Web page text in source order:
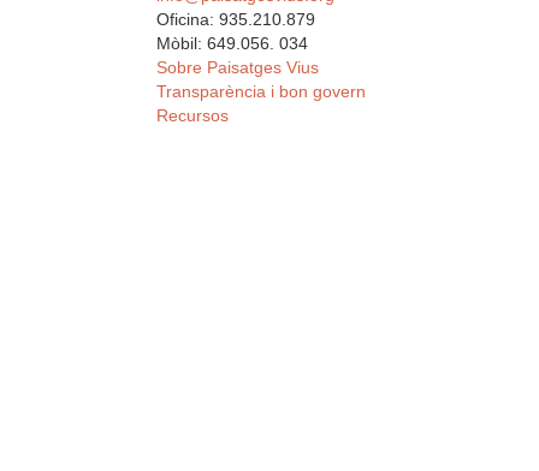
Oficina: 935.210.879
Mòbil: 649.056. 034
Sobre Paisatges Vius
Transparència i bon govern
Recursos